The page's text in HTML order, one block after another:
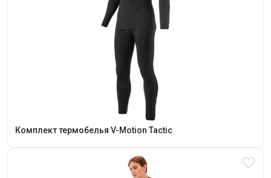
Комплект термобелья V-Motion Tactic